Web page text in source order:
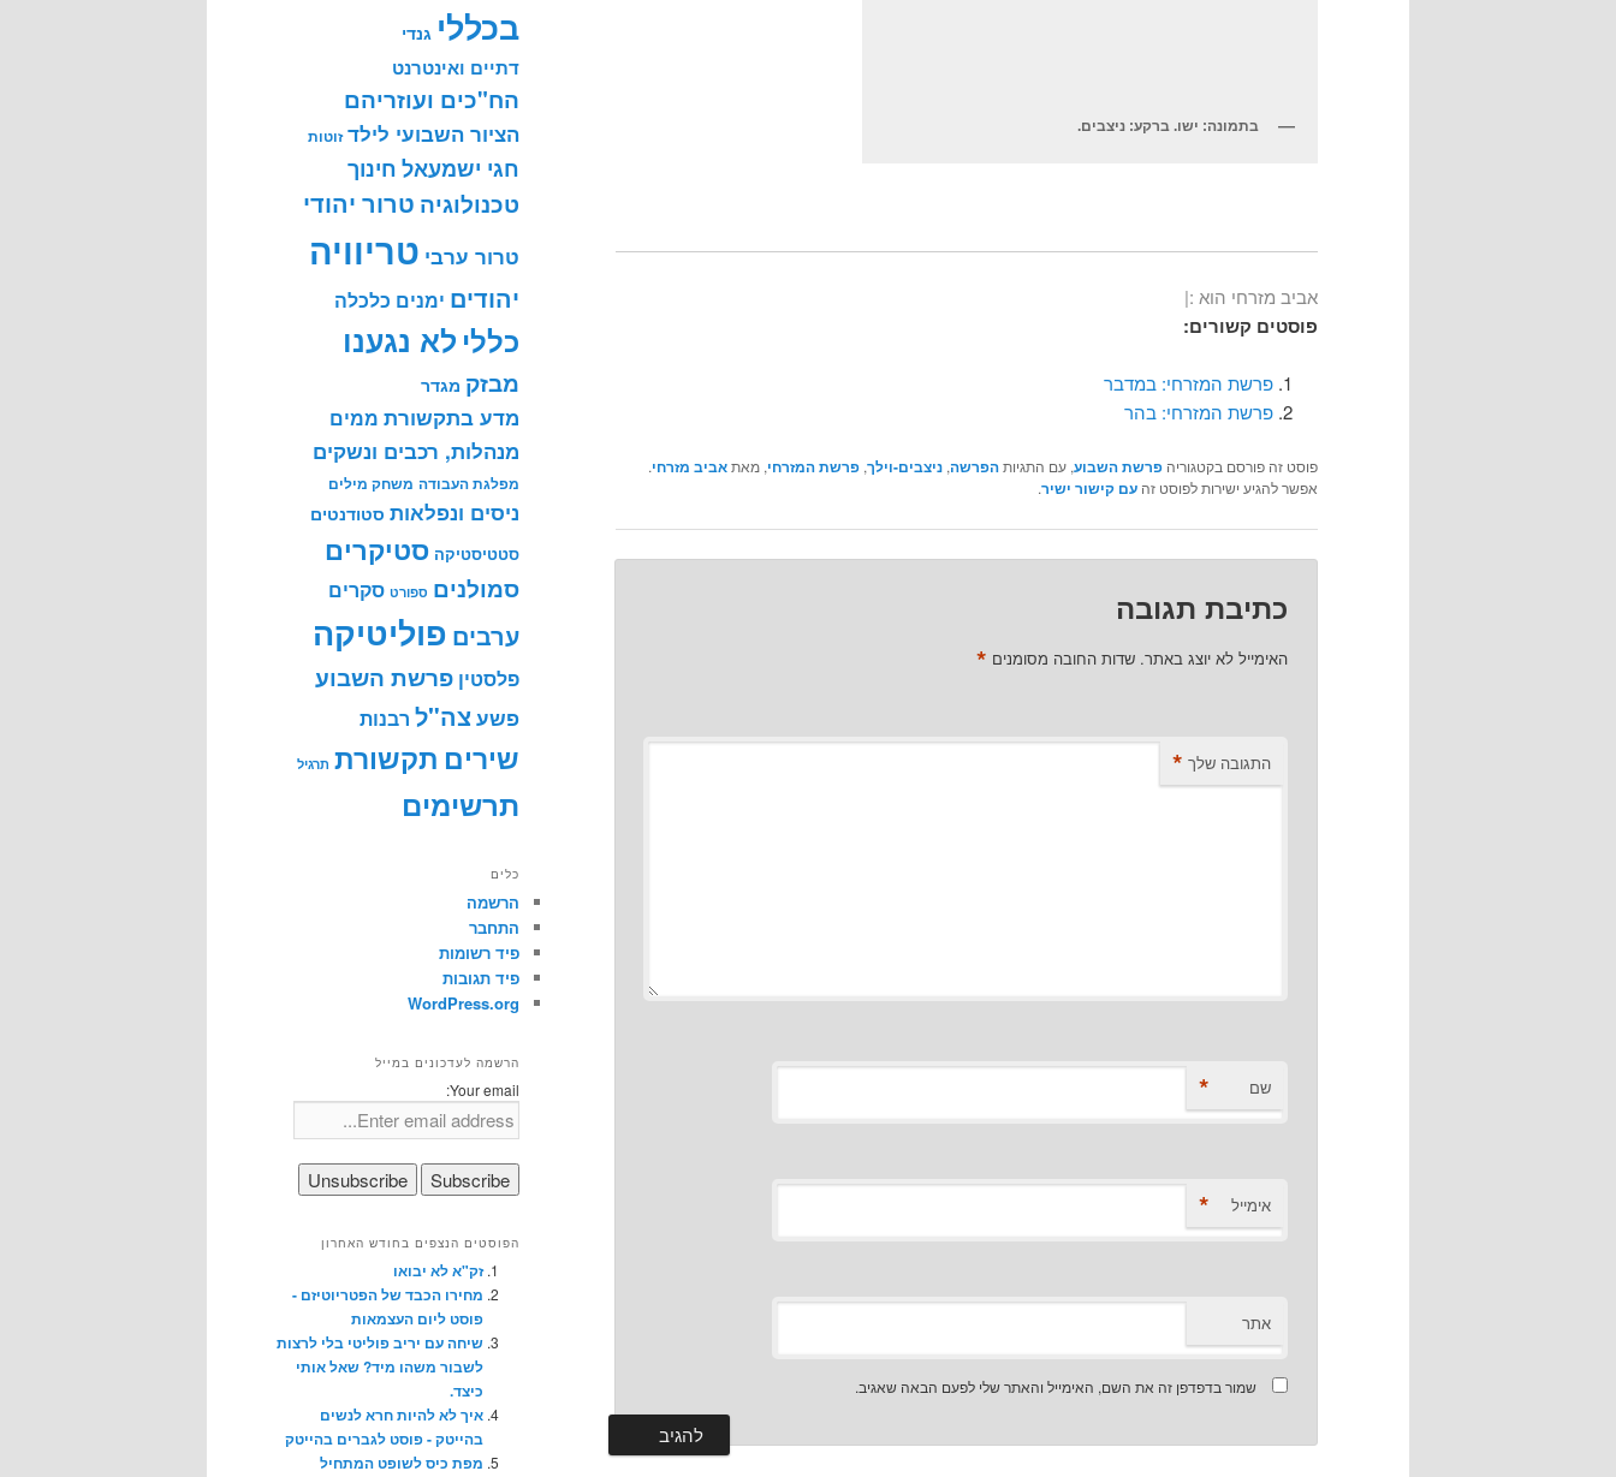
בתמונה: ישו. ברקע: ניצבים.
אביב מזרחי הוא :|
פוסטים קשורים:
פרשת המזרחי: במדבר
פרשת המזרחי: בהר
פוסט זה פורסם בקטגוריה פרשת השבוע, עם התגיותהפרשה, ניצבים-וילך, פרשת המזרחי, מאתאביב מזרחי.
אפשר להגיע ישירות לפוסט זה עם קישור ישיר.
כתיבת תגובה
האימייל לא יוצג באתר. שדות החובה מסומנים *
התגובה שלך *
שם *
אימייל *
אתר
שמור בדפדפן זה את השם, האימייל והאתר שלי לפעם הבאה שאגיב.
בכללי גנדי
דתיים ואינטרנט
הח"כים ועוזריהם
הציור השבועי לילד זוטות
חגי ישמעאל חינוך
טכנולוגיה טרור יהודי
טרור ערבי טריוויה
יהודים ימנים כלכלה
כללי לא נגענו
מבזק מגדר
מדע בתקשורת ממים
מנהלות, רכבים ונשקים
מפלגת העבודה משחק מילים
ניסים ונפלאות סטודנטים
סטטיסטיקה סטיקרים
סמולנים ספורט סקרים
ערבים פוליטיקה
פלסטין פרשת השבוע
פשעצה"ל רבנות
שירים תקשורת תרגיל
תרשימים
כלים
הרשמה
התחבר
פיד רשומות
פיד תגובות
WordPress.org
הרשמה לעדכונים במייל
Your email:
הפוסטים הנצפים בחודש האחרון
זק"א לא יבואו
מחירו הכבד של הפטריוטיזם -
פוסט ליום העצמאות
שיחה עם יריב פוליטי בלי לרצות
לשבור משהו מיד? שאל אותי
כיצד.
איך לא להיות חרא לנשים
בהייטק - פוסט לגברים בהייטק
מפת כיס לשופט המתחיל